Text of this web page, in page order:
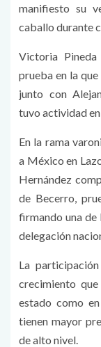
manifiesto su
caballo durante
Victoria
prueba en la
junto con
tuvo actividad
En la rama
a México en
Hernández
de Becerro,
firmando una de
delegación
La
crecimiento
estado como
tienen mayor
de alto nivel.